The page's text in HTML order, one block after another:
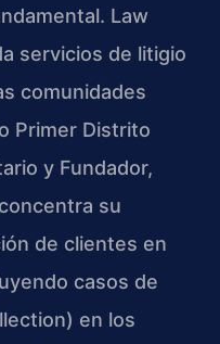
Law
servicios de litigio
comunidades
Primer Distrito
y Fundador,
su
de clientes en
casos de
en los